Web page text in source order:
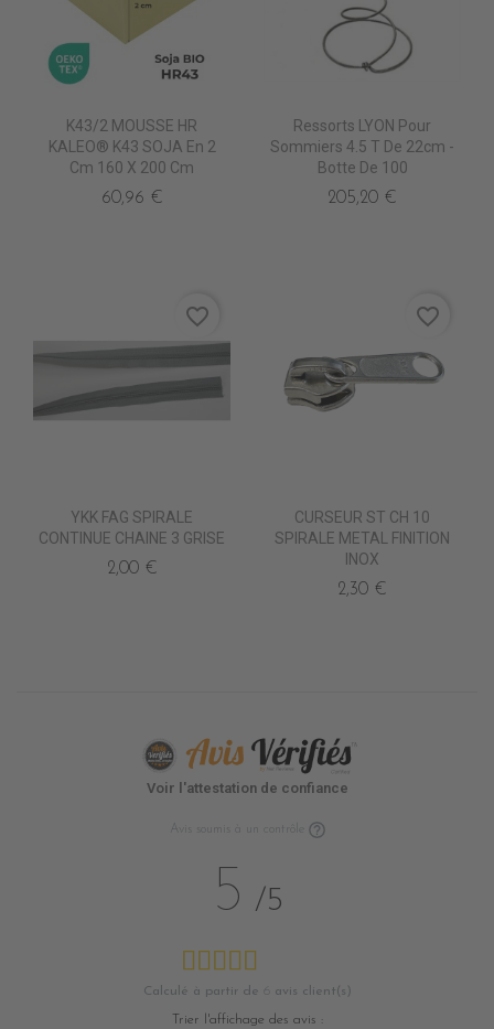
K43/2 MOUSSE HR
KALEO® K43 SOJA En 2
Cm 160 X 200 Cm
60,96 €
Ressorts LYON Pour
Sommiers 4.5 T De 22cm -
Botte De 100
205,20 €
YKK FAG SPIRALE
CONTINUE CHAINE 3 GRISE
2,00 €
favorite_border
CURSEUR ST CH 10
SPIRALE METAL FINITION
INOX
2,30 €
favorite_border
Voir l'attestation de confiance
Avis soumis à un contrôle
5 /5
Calculé à partir de 6 avis client(s)
Trier l'affichage des avis :